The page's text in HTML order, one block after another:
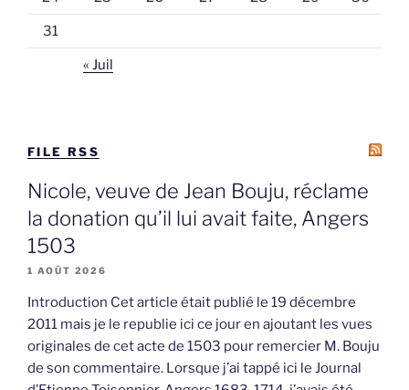
31
« Juil
FILE RSS
Nicole, veuve de Jean Bouju, réclame
la donation qu’il lui avait faite, Angers
1503
1 AOÛT 2026
Introduction Cet article était publié le 19 décembre
2011 mais je le republie ici ce jour en ajoutant les vues
originales de cet acte de 1503 pour remercier M. Bouju
de son commentaire. Lorsque j’ai tappé ici le Journal